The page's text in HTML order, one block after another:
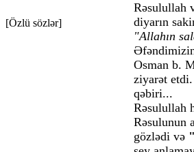
[Özlü sözlər]
Rəsulullah
diyarın
"Allahın
Osman b.
ziyarət
qəbiri...
Rəsulullah
Rəsulunun
gözlədi və